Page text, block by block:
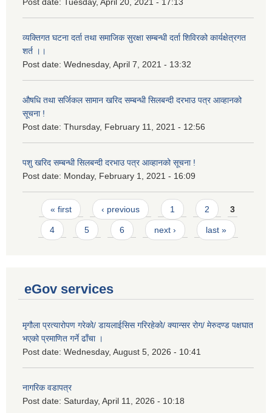
Post date: Tuesday, April 20, 2021 - 17:13
व्यक्तिगत घटना दर्ता तथा समाजिक सुरक्षा सम्बन्धी दर्ता शिविरको कार्यक्षेत्रगत
शर्त ।।
Post date: Wednesday, April 7, 2021 - 13:32
औषधि तथा सर्जिकल सामान खरिद सम्बन्धी सिलबन्दी दरभाउ पत्र आव्हानको
सूचना !
Post date: Thursday, February 11, 2021 - 12:56
पशु खरिद सम्बन्धी सिलबन्दी दरभाउ पत्र आव्हानको सूचना !
Post date: Monday, February 1, 2021 - 16:09
Pages
« first ‹ previous 1 2 3
4 5 6 next › last »
eGov services
मृगौला प्रत्यारोपण गरेको/ डायलाईसिस गरिरहेको/ क्यान्सर रोग/ मेरुदण्ड पक्षघात
भएको प्रमाणित गर्ने ढाँचा ।
Post date: Wednesday, August 5, 2026 - 10:41
नागरिक वडापत्र
Post date: Saturday, April 11, 2026 - 10:18